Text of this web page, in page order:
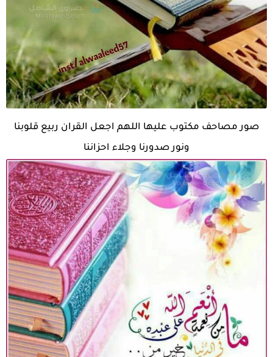
صور مصاحف مكتوب عليها اللهم اجعل القران ربيع قلوبنا
ونور صدورنا وجلاء احزاننا